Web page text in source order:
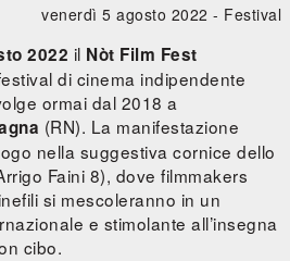
venerdì 5 agosto 2022 - Festival
2022 il Nòt Film Fest
di cinema indipendente
ormai dal 2018 a
(RN). La manifestazione
nella suggestiva cornice dello
Faini 8), dove filmmakers
si mescoleranno in un
e stimolante all’insegna
cibo.